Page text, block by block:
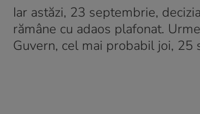
Iar astăzi, 23 septembrie,
rămâne cu adaos plafonat.
Guvern, cel mai probabil joi, 25